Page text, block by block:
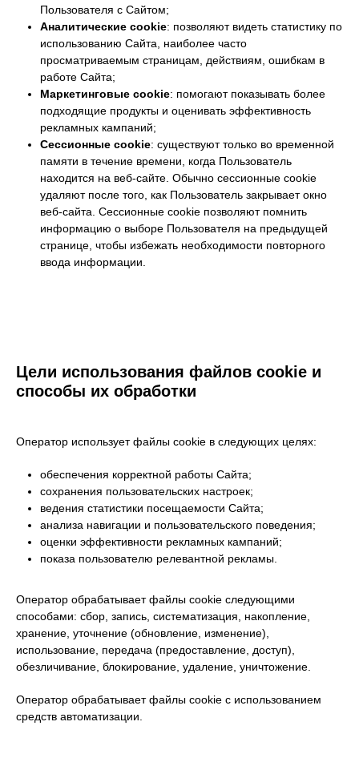
Пользователя с Сайтом;
Аналитические cookie: позволяют видеть статистику по
использованию Сайта, наиболее часто
просматриваемым страницам, действиям, ошибкам в
работе Сайта;
Маркетинговые cookie: помогают показывать более
подходящие продукты и оценивать эффективность
рекламных кампаний;
Сессионные cookie: существуют только во временной
памяти в течение времени, когда Пользователь
находится на веб-сайте. Обычно сессионные cookie
удаляют после того, как Пользователь закрывает окно
веб-сайта. Сессионные cookie позволяют помнить
информацию о выборе Пользователя на предыдущей
странице, чтобы избежать необходимости повторного
ввода информации.
Цели использования файлов cookie и
способы их обработки
Оператор использует файлы cookie в следующих целях:
обеспечения корректной работы Сайта;
сохранения пользовательских настроек;
ведения статистики посещаемости Сайта;
анализа навигации и пользовательского поведения;
оценки эффективности рекламных кампаний;
показа пользователю релевантной рекламы.
Оператор обрабатывает файлы cookie следующими
способами: сбор, запись, систематизация, накопление,
хранение, уточнение (обновление, изменение),
использование, передача (предоставление, доступ),
обезличивание, блокирование, удаление, уничтожение.
Оператор обрабатывает файлы cookie с использованием
средств автоматизации.